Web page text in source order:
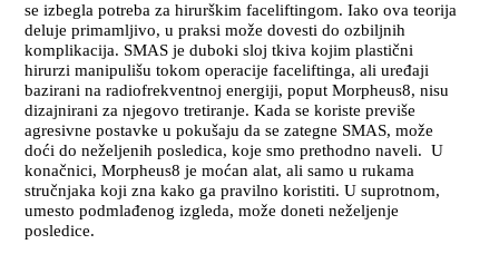
se izbegla potreba za hirurškim faceliftingom. Iako ova teorija
deluje primamljivo, u praksi može dovesti do ozbiljnih
komplikacija. SMAS je duboki sloj tkiva kojim plastični
hirurzi manipulišu tokom operacije faceliftinga, ali uređaji
bazirani na radiofrekventnoj energiji, poput Morpheus8, nisu
dizajnirani za njegovo tretiranje. Kada se koriste previše
agresivne postavke u pokušaju da se zategne SMAS, može
doći do neželjenih posledica, koje smo prethodno naveli. U
konačnici, Morpheus8 je moćan alat, ali samo u rukama
stručnjaka koji zna kako ga pravilno koristiti. U suprotnom,
umesto podmlađenog izgleda, može doneti neželjenje
posledice.